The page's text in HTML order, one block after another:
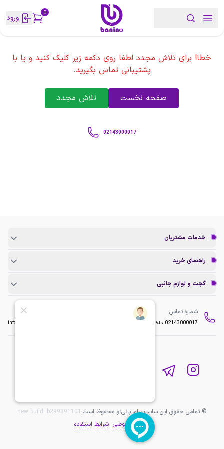
0 ورود
خطا! برای تلاش مجدد لطفا روی دکمه زیر کلیک کنید و یا با
پشتیبانی تماس بگیرید.
صفحه نخست تلاش مجدد
02143000017
خدمات مشتریان
راهنمای خرید
گجت و لوازم جانبی
شماره تماس:
02143000017 داخلی 2 info@baninopc.com
© تمامی حقوق این سایت برای بانی‌نو محفوظ است. new build: b299391101
حریم خصوصی شرایط استفاده